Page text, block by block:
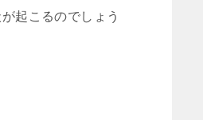
起こるのでしょう